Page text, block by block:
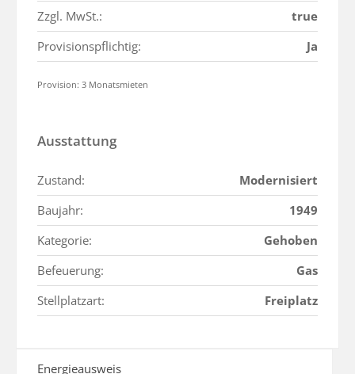
Zzgl. MwSt.:
true
Provisionspflichtig:
Ja
Provision: 3 Monatsmieten
Ausstattung
Zustand:
Modernisiert
Baujahr:
1949
Kategorie:
Gehoben
Befeuerung:
Gas
Stellplatzart:
Freiplatz
Energieausweis